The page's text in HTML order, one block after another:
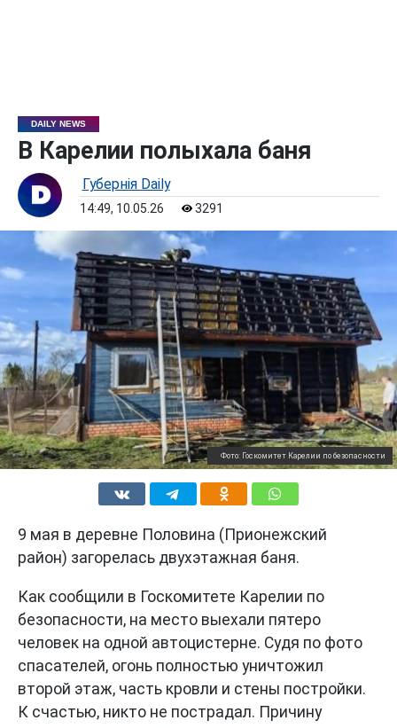
DAILY NEWS
В Карелии полыхала баня
Губернiя Daily
14:49, 10.05.26 3291
Фото: Госкомитет Карелии по безопасности
9 мая в деревне Половина (Прионежский
район) загорелась двухэтажная баня.
Как сообщили в Госкомитете Карелии по
безопасности, на место выехали пятеро
человек на одной автоцистерне. Судя по фото
спасателей, огонь полностью уничтожил
второй этаж, часть кровли и стены постройки.
К счастью, никто не пострадал. Причину